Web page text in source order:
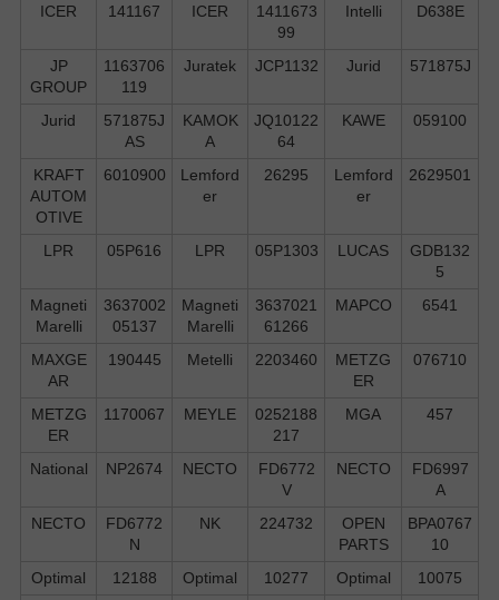
ICER 141167 ICER
1411673
99
Intelli D638E
JP
GROUP
1163706
119
Juratek JCP1132 Jurid 571875J
Jurid
571875J
AS
KAMOK
A
JQ10122
64
KAWE 059100
KRAFT
AUTOM
OTIVE
6010900
Lemford
er
26295
Lemford
er
2629501
LPR 05P616 LPR 05P1303 LUCAS
GDB132
5
Magneti
Marelli
3637002
05137
Magneti
Marelli
3637021
61266
MAPCO 6541
MAXGE
AR
190445 Metelli 2203460
METZG
ER
076710
METZG
ER
1170067 MEYLE
0252188
217
MGA 457
National NP2674 NECTO
FD6772
V
NECTO
FD6997
A
NECTO
FD6772
N
NK 224732
OPEN
PARTS
BPA0767
10
Optimal
12188 Optimal 10277 Optimal
10075